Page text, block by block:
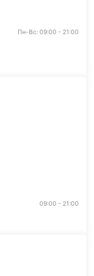
Пн-Вс: 09:00 - 21:00
09:00 - 21:00